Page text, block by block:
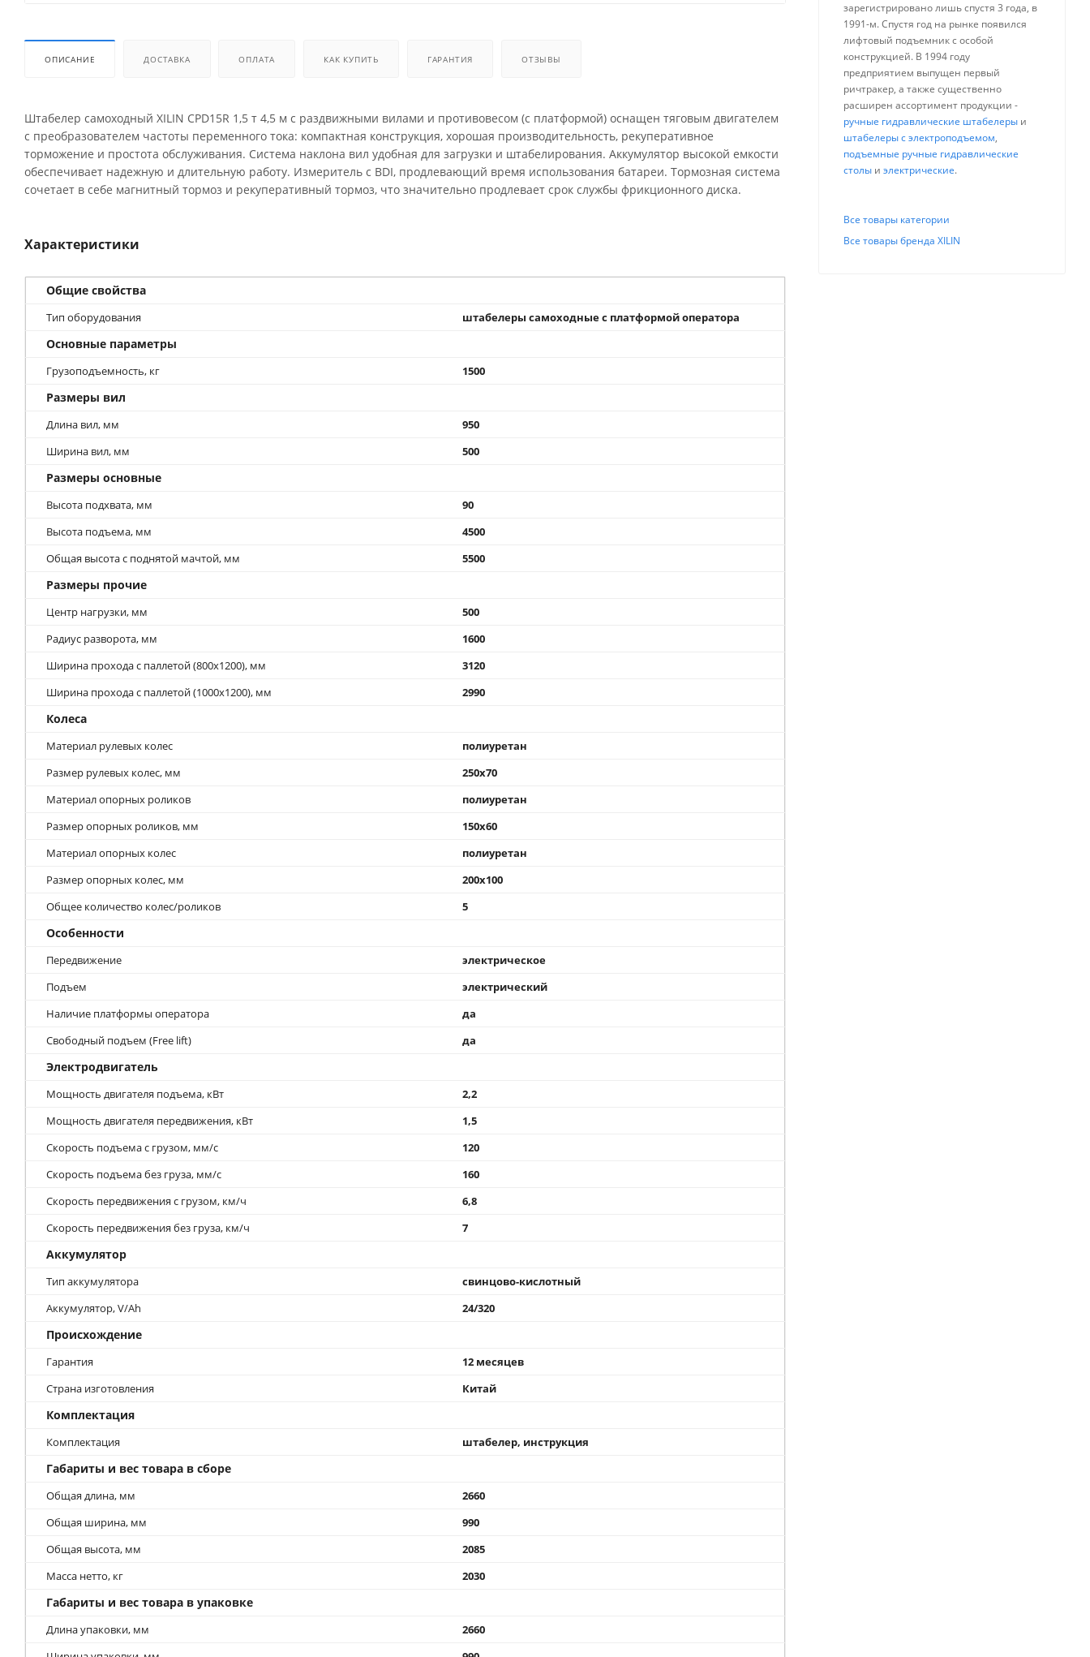
ОПИСАНИЕ ДОСТАВКА ОПЛАТА КАК КУПИТЬ ГАРАНТИЯ ОТЗЫВЫ
Штабелер самоходный XILIN CPD15R 1,5 т 4,5 м с раздвижными вилами и противовесом (с платформой) оснащен тяговым двигателем
с преобразователем частоты переменного тока: компактная конструкция, хорошая производительность, рекуперативное
торможение и простота обслуживания. Система наклона вил удобная для загрузки и штабелирования. Аккумулятор высокой емкости
обеспечивает надежную и длительную работу. Измеритель с BDI, продлевающий время использования батареи. Тормозная система
сочетает в себе магнитный тормоз и рекуперативный тормоз, что значительно продлевает срок службы фрикционного диска.
Характеристики
Общие свойства
Тип оборудования штабелеры самоходные с платформой оператора
Основные параметры
Грузоподъемность, кг 1500
Размеры вил
Длина вил, мм
950
Ширина вил, мм
500
Размеры основные
Высота подхвата, мм
90
Высота подъема, мм
4500
Общая высота с поднятой мачтой, мм
5500
Размеры прочие
Центр нагрузки, мм
500
Радиус разворота, мм
1600
Ширина прохода с паллетой (800х1200), мм
3120
Ширина прохода с паллетой (1000х1200), мм
2990
Колеса
Материал рулевых колес
полиуретан
Размер рулевых колес, мм
250x70
Материал опорных роликов
полиуретан
Размер опорных роликов, мм
150x60
Материал опорных колес
полиуретан
Размер опорных колес, мм
200x100
Общее количество колес/роликов
5
Особенности
Передвижение
электрическое
Подъем
электрический
Наличие платформы оператора
да
Свободный подъем (Free lift)
да
Электродвигатель
Мощность двигателя подъема, кВт
2,2
Мощность двигателя передвижения, кВт
1,5
Скорость подъема с грузом, мм/с
120
Скорость подъема без груза, мм/с
160
Скорость передвижения с грузом, км/ч
6,8
Скорость передвижения без груза, км/ч
7
Аккумулятор
Тип аккумулятора
свинцово-кислотный
Аккумулятор, V/Ah
24/320
Происхождение
Гарантия
12 месяцев
Страна изготовления
Китай
Комплектация
Комплектация штабелер, инструкция
Габариты и вес товара в сборе
Общая длина, мм
2660
Общая ширина, мм
990
Общая высота, мм
2085
Масса нетто, кг
2030
Габариты и вес товара в упаковке
Длина упаковки, мм
2660
зарегистрировано лишь спустя 3 года, в
1991-м. Спустя год на рынке появился
лифтовый подъемник с особой
конструкцией. В 1994 году
предприятием выпущен первый
ричтракер, а также существенно
расширен ассортимент продукции -
ручные гидравлические штабелеры и
штабелеры с электроподъемом,
подъемные ручные гидравлические
столы и электрические.
Все товары категории
Все товары бренда XILIN